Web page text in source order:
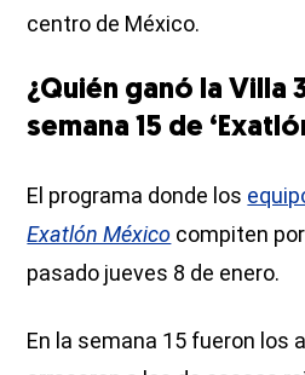
centro de México.
¿Quién ganó la Villa
semana 15 de
El programa donde los
Exatlón México compiten
pasado jueves 8 de enero.
En la semana 15 fueron los